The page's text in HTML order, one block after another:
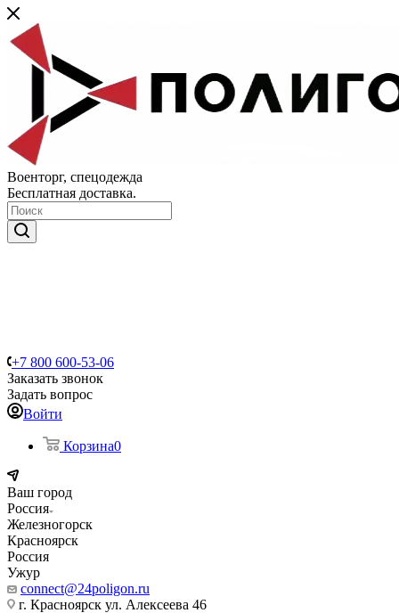
Военторг, спецодежда
Бесплатная доставка.
+7 800 600-53-06
Заказать звонок
Задать вопрос
Войти
Корзина0
Ваш город
Россия
Железногорск
Красноярск
Россия
Ужур
connect@24poligon.ru
г. Красноярск ул. Алексеева 46